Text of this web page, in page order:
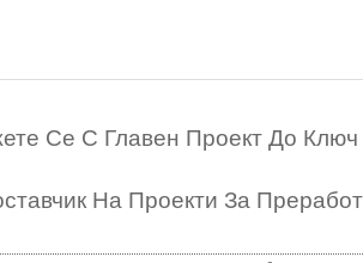
Се С Главен Проект До
На Проекти За